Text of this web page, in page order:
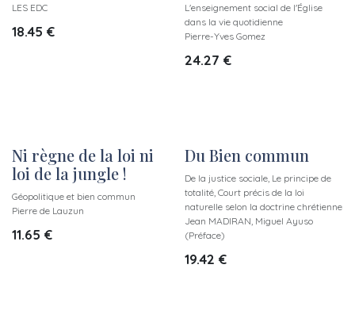
LES EDC
18.45 €
L'enseignement social de l'Église
dans la vie quotidienne
Pierre-Yves Gomez
24.27 €
Ni règne de la loi ni
loi de la jungle !
Géopolitique et bien commun
Pierre de Lauzun
11.65 €
Du Bien commun
De la justice sociale, Le principe de
totalité, Court précis de la loi
naturelle selon la doctrine chrétienne
Jean MADIRAN, Miguel Ayuso
(Préface)
19.42 €